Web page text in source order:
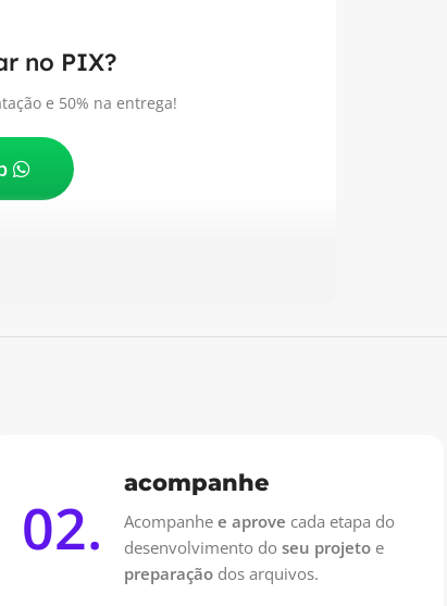
no PIX?
e 50% na entrega!
02.
acompanhe
Acompanhe e aprove cada etapa do
desenvolvimento do seu projeto e
preparação dos arquivos.